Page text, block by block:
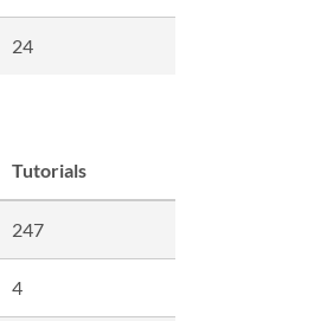
24
Tutorials
247
4